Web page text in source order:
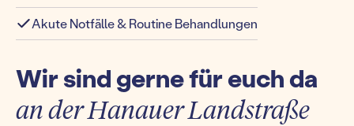
Akute Notfälle & Routine Behandlungen
Wir sind gerne für euch da
an der Hanauer Landstraße